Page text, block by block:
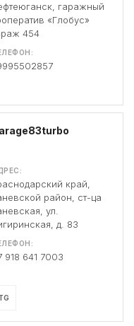
гаражный
«Глобус»
454
край,
район, ст-ца
ул.
д. 83
918 641 7003